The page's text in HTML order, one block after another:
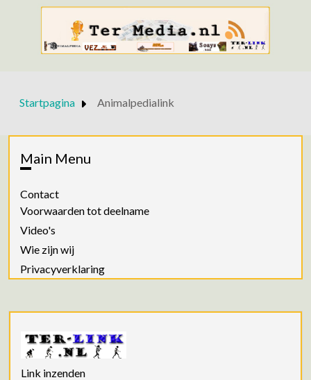
Startpagina Animalpedialink
Main Menu
Contact
Voorwaarden tot deelname
Video's
Wie zijn wij
Privacyverklaring
Link inzenden